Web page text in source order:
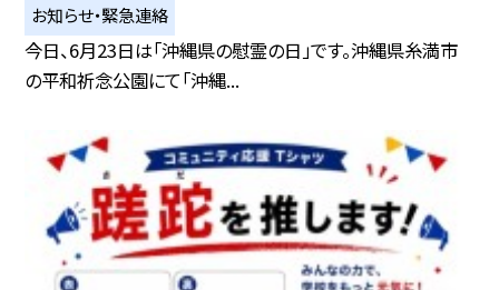
お知らせ・緊急連絡
今日、6月23日は「沖縄県の慰霊の日」です。沖縄県糸満市
の平和祈念公園にて「沖縄...